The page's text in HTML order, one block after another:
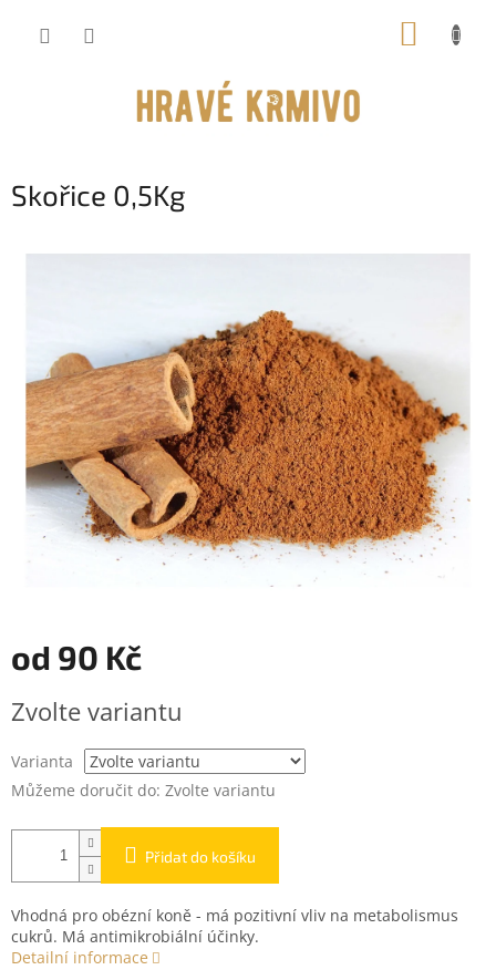
Skořice 0,5Kg
od 90 Kč
cena:
Zvolte variantu
Varianta
Můžeme doručit do: Zvolte variantu
Přidat do košíku
Vhodná pro obézní koně - má pozitivní vliv na metabolismus
cukrů. Má antimikrobiální účinky.
Detailní informace